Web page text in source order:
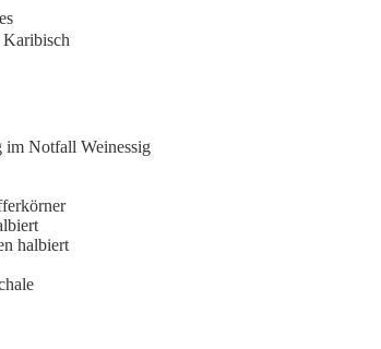
Karibisch
im Notfall Weinessig
halbiert